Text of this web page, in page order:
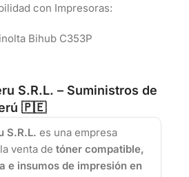
con Impresoras:
Bihub C353P
S.R.L. – Suministros de
🇵🇪
S.R.L. es una empresa
venta de tóner compatible,
e insumos de impresión en